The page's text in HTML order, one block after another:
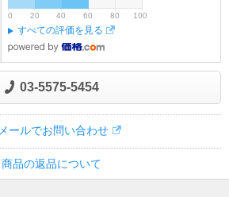
0 20 40 60 80 100
すべての評価を見る
03-5575-5454
メールでお問い合わせ
商品の返品について